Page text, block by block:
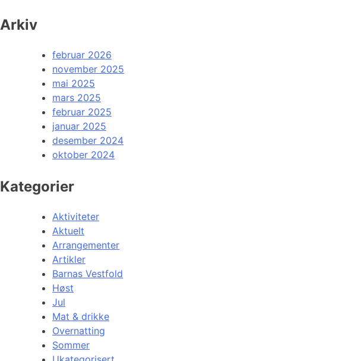
Arkiv
februar 2026
november 2025
mai 2025
mars 2025
februar 2025
januar 2025
desember 2024
oktober 2024
Kategorier
Aktiviteter
Aktuelt
Arrangementer
Artikler
Barnas Vestfold
Høst
Jul
Mat & drikke
Overnatting
Sommer